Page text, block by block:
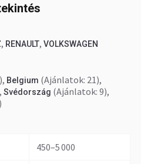
, RENAULT, VOLKSWAGEN
, Belgium (Ajánlatok: 21),
, Svédország (Ajánlatok: 9),
450–5 000